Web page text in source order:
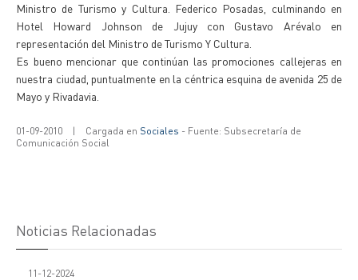
Ministro de Turismo y Cultura. Federico Posadas, culminando en
Hotel Howard Johnson de Jujuy con Gustavo Arévalo en
representación del Ministro de Turismo Y Cultura.
Es bueno mencionar que continúan las promociones callejeras en
nuestra ciudad, puntualmente en la céntrica esquina de avenida 25 de
Mayo y Rivadavia.
01-09-2010 | Cargada en Sociales - Fuente: Subsecretaría de
Comunicación Social
Noticias Relacionadas
11-12-2024